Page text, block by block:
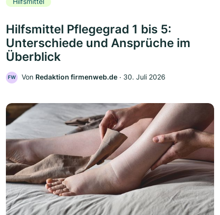
Hilfsmittel Pflegegrad 1 bis 5:
Unterschiede und Ansprüche im
Überblick
FW Von Redaktion firmenweb.de ‧ 30. Juli 2026